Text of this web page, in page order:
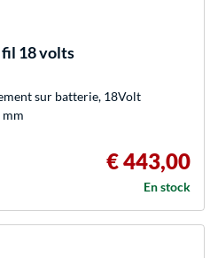
fil 18 volts
sur batterie, 18Volt
mm
€ 443,00
En stock